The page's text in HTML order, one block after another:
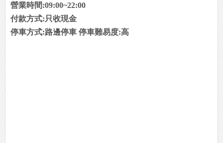
營業時間:09:00~22:00
付款方式:只收現金
停車方式:路邊停車 停車難易度:高